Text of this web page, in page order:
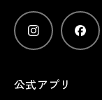
公式アプリ